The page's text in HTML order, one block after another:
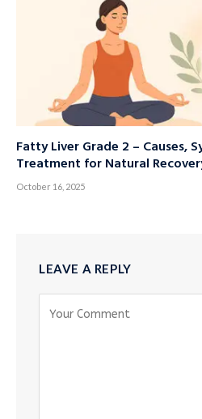
Fatty Liver Grade 2 – Causes,
Treatment for Natural
October 16, 2025
LEAVE A REPLY